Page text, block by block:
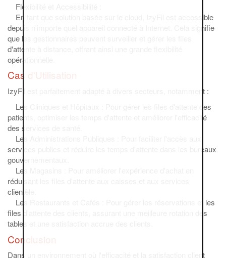
Flexibilité et Accessibilité :
En tant que solution basée sur le cloud, IzyFil est accessible
depuis n'importe quel appareil connecté à Internet. Cela signifie
que les gestionnaires peuvent surveiller et gérer les files
d'attente à distance, offrant ainsi une grande flexibilité
opérationnelle.
Cas d'Utilisation
IzyFil est parfaitement adapté à divers secteurs, notamment :
Les Cliniques et Hôpitaux : Pour gérer les files d'attente des
patients, optimiser les temps d'attente et améliorer l'efficacité
des services de santé.
Les Administrations Publiques : Pour faciliter l'accès aux
services publics et réduire les temps d'attente dans les bureaux
gouvernementaux.
Les Magasins : Pour améliorer l'expérience d'achat en
réduisant les files d'attente aux caisses et aux services
clientèle.
Les Restaurants et Cafés : Pour gérer les réservations et les
files d'attente des clients, assurant une meilleure rotation des
tables et une satisfaction accrue des clients.
Conclusion
Dans un environnement où l'efficacité et la satisfaction client